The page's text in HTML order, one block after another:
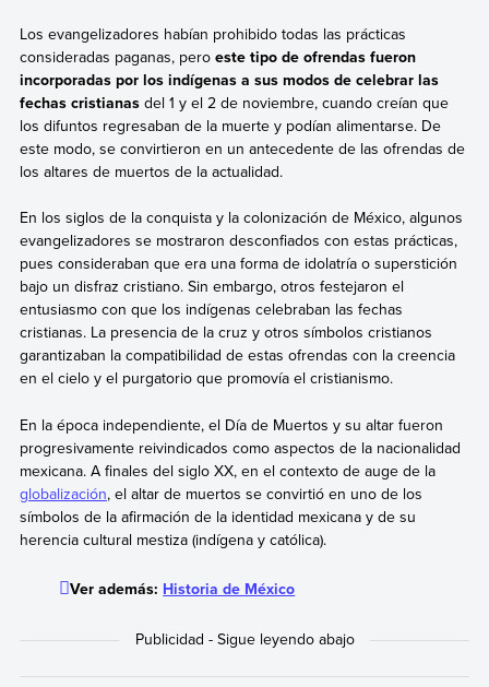
Los evangelizadores habían prohibido todas las prácticas
consideradas paganas, pero este tipo de ofrendas fueron
incorporadas por los indígenas a sus modos de celebrar las
fechas cristianas del 1 y el 2 de noviembre, cuando creían que
los difuntos regresaban de la muerte y podían alimentarse. De
este modo, se convirtieron en un antecedente de las ofrendas de
los altares de muertos de la actualidad.
En los siglos de la conquista y la colonización de México, algunos
evangelizadores se mostraron desconfiados con estas prácticas,
pues consideraban que era una forma de idolatría o superstición
bajo un disfraz cristiano. Sin embargo, otros festejaron el
entusiasmo con que los indígenas celebraban las fechas
cristianas. La presencia de la cruz y otros símbolos cristianos
garantizaban la compatibilidad de estas ofrendas con la creencia
en el cielo y el purgatorio que promovía el cristianismo.
En la época independiente, el Día de Muertos y su altar fueron
progresivamente reivindicados como aspectos de la nacionalidad
mexicana. A finales del siglo XX, en el contexto de auge de la
globalización, el altar de muertos se convirtió en uno de los
símbolos de la afirmación de la identidad mexicana y de su
herencia cultural mestiza (indígena y católica).
Ver además: Historia de México